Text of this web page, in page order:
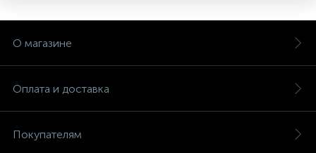
О магазине
Оплата и доставка
Покупателям